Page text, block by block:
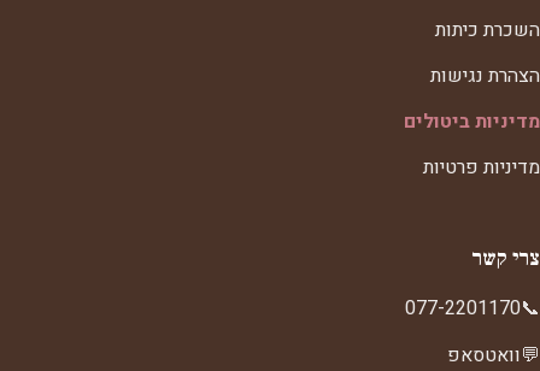
השכרת כיתות
הצהרת נגישות
מדיניות ביטולים
מדיניות פרטיות
צרי קשר
📞
077-2201170
💬וואטסאפ